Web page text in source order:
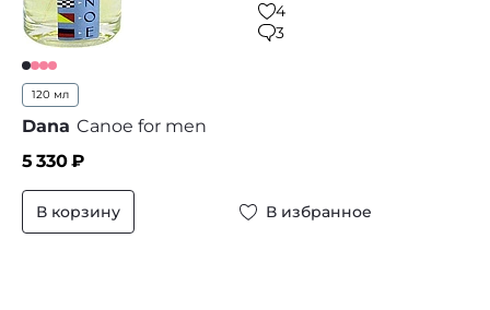
4
3
120 мл
Dana Canoe for men
5 330₽
В корзину В избранное